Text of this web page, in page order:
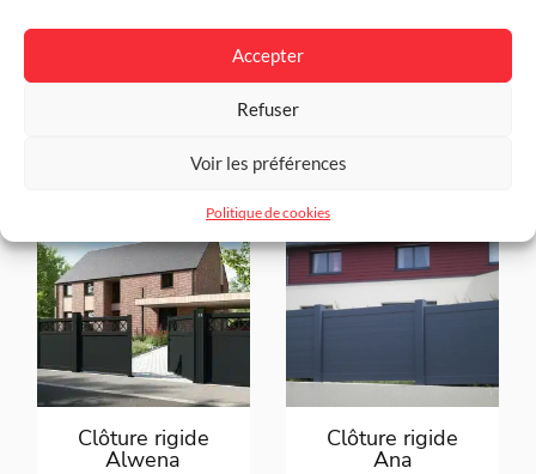
Accepter
Refuser
Voir les préférences
Politique de cookies
Clôture rigide
Alwena
Clôture rigide
Ana